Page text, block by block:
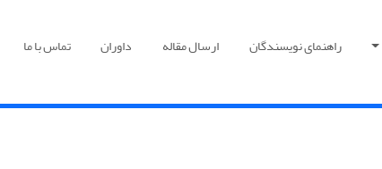
راهنمای نویسندگان ارسال مقاله داوران تماس با ما